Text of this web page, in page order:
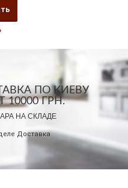
ПО КИЕВУ
10000 ГРН.
НА СКЛАДЕ
Доставка